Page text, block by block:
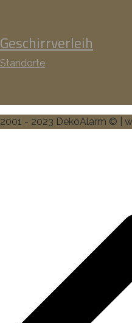
Geschirrverleih
Standorte
2001 - 2023 DekoAlarm © |